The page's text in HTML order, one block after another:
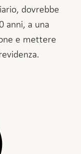
dovrebbe
anni, a una
e mettere